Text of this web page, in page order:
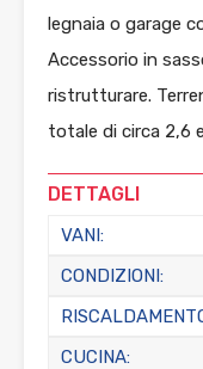
legnaia o garage
Accessorio in
ristrutturare.
totale di circa 2,6
DETTAGLI
VANI:
CONDIZIONI:
CUCINA: